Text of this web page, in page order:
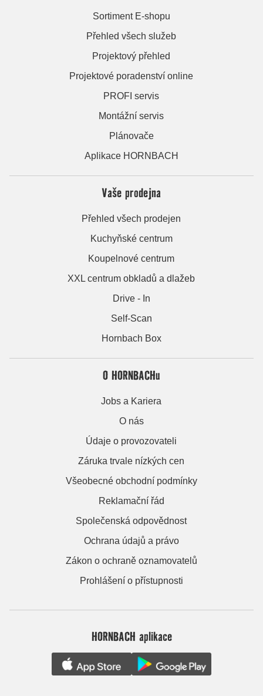
Sortiment E-shopu
Přehled všech služeb
Projektový přehled
Projektové poradenství online
PROFI servis
Montážní servis
Plánovače
Aplikace HORNBACH
Vaše prodejna
Přehled všech prodejen
Kuchyňské centrum
Koupelnové centrum
XXL centrum obkladů a dlažeb
Drive - In
Self-Scan
Hornbach Box
O HORNBACHu
Jobs a Kariera
O nás
Údaje o provozovateli
Záruka trvale nízkých cen
Všeobecné obchodní podmínky
Reklamační řád
Společenská odpovědnost
Ochrana údajů a právo
Zákon o ochraně oznamovatelů
Prohlášení o přístupnosti
HORNBACH aplikace